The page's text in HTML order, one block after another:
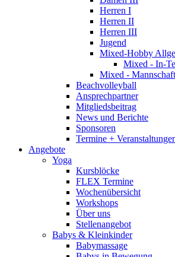
Herren I
Herren II
Herren III
Jugend
Mixed-Hobby
Mixed - In-
Mixed -
Beachvolleyball
Ansprechpartner
Mitgliedsbeitrag
News und Berichte
Sponsoren
Termine +
Angebote
Yoga
Kursblöcke
FLEX Termine
Wochenübersicht
Workshops
Über uns
Stellenangebot
Babys & Kleinkinder
Babymassage